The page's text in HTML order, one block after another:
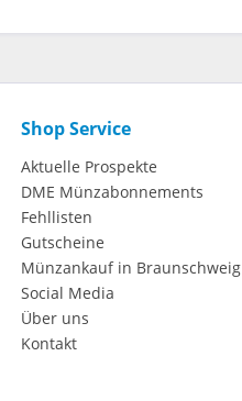
Shop Service
Aktuelle Prospekte
DME Münzabonnements
Fehllisten
Gutscheine
Münzankauf in Braunschweig
Social Media
Über uns
Kontakt